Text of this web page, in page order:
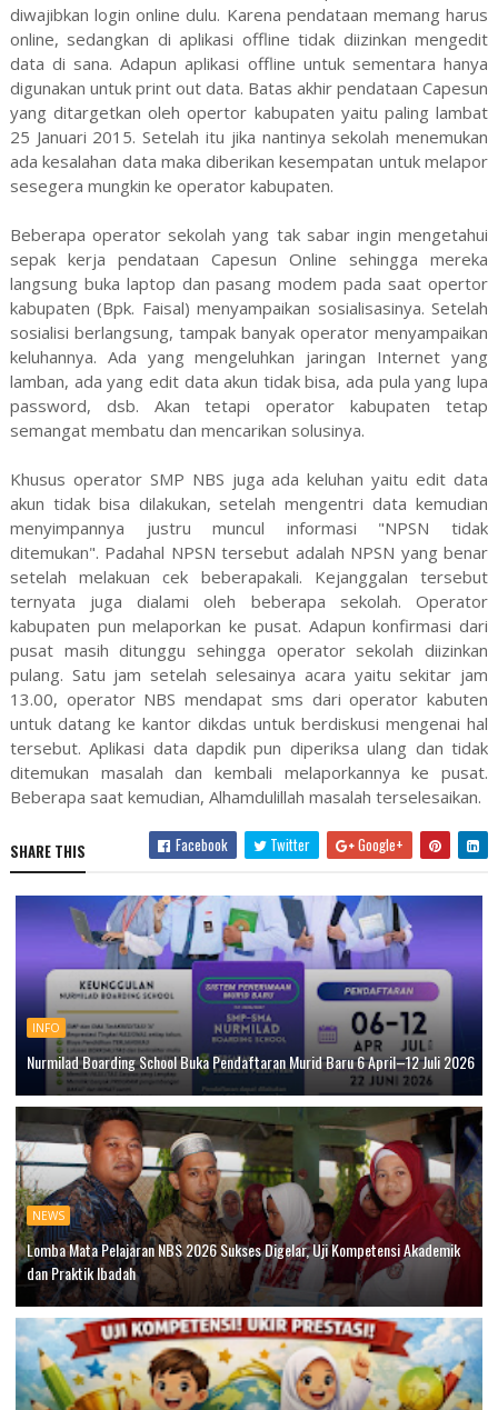
diwajibkan login online dulu. Karena pendataan memang harus
online, sedangkan di aplikasi offline tidak diizinkan mengedit
data di sana. Adapun aplikasi offline untuk sementara hanya
digunakan untuk print out data. Batas akhir pendataan Capesun
yang ditargetkan oleh opertor kabupaten yaitu paling lambat
25 Januari 2015. Setelah itu jika nantinya sekolah menemukan
ada kesalahan data maka diberikan kesempatan untuk melapor
sesegera mungkin ke operator kabupaten.
Beberapa operator sekolah yang tak sabar ingin mengetahui
sepak kerja pendataan Capesun Online sehingga mereka
langsung buka laptop dan pasang modem pada saat opertor
kabupaten (Bpk. Faisal) menyampaikan sosialisasinya. Setelah
sosialisi berlangsung, tampak banyak operator menyampaikan
keluhannya. Ada yang mengeluhkan jaringan Internet yang
lamban, ada yang edit data akun tidak bisa, ada pula yang lupa
password, dsb. Akan tetapi operator kabupaten tetap
semangat membatu dan mencarikan solusinya.
Khusus operator SMP NBS juga ada keluhan yaitu edit data
akun tidak bisa dilakukan, setelah mengentri data kemudian
menyimpannya justru muncul informasi "NPSN tidak
ditemukan". Padahal NPSN tersebut adalah NPSN yang benar
setelah melakuan cek beberapakali. Kejanggalan tersebut
ternyata juga dialami oleh beberapa sekolah. Operator
kabupaten pun melaporkan ke pusat. Adapun konfirmasi dari
pusat masih ditunggu sehingga operator sekolah diizinkan
pulang. Satu jam setelah selesainya acara yaitu sekitar jam
13.00, operator NBS mendapat sms dari operator kabuten
untuk datang ke kantor dikdas untuk berdiskusi mengenai hal
tersebut. Aplikasi data dapdik pun diperiksa ulang dan tidak
ditemukan masalah dan kembali melaporkannya ke pusat.
Beberapa saat kemudian, Alhamdulillah masalah terselesaikan.
SHARE THIS Facebook Twitter Google+
INFO
Nurmilad Boarding School Buka Pendaftaran Murid Baru 6 April–12 Juli 2026
NEWS
Lomba Mata Pelajaran NBS 2026 Sukses Digelar, Uji Kompetensi Akademik
dan Praktik Ibadah